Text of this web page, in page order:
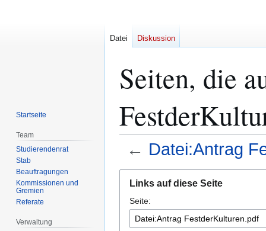
Seiten, die
← Datei:Antrag
Navigation
springen
Suche
springen
Links auf diese Seite
Seite:
Datei Diskussion
Startseite
Team
Studierendenrat
Stab
Beauftragungen
Kommissionen und
Gremien
Referate
Verwaltung